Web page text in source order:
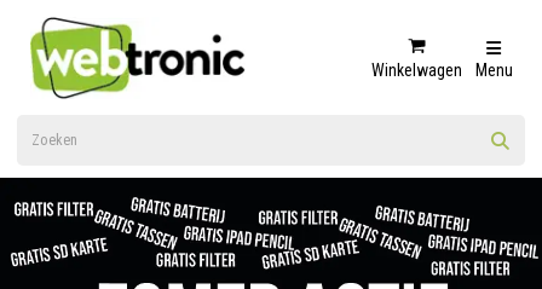
Winkelwagen Menu